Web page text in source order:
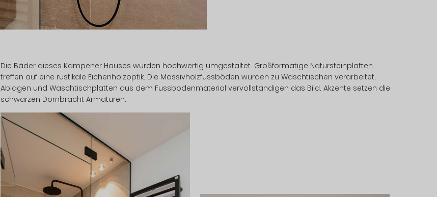
Die Bäder dieses Kampener Hauses wurden hochwertig umgestaltet. Großformatige Natursteinplatten
treffen auf eine rustikale Eichenholzoptik. Die Massivholzfussböden wurden zu Waschtischen verarbeitet,
Ablagen und Waschtischplatten aus dem Fussbodenmaterial vervollständigen das Bild. Akzente setzen die
schwarzen Dornbracht Armaturen.